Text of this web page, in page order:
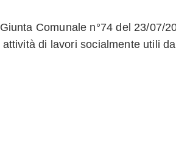
Comunale n°74 del 23/07/
di lavori socialmente utili